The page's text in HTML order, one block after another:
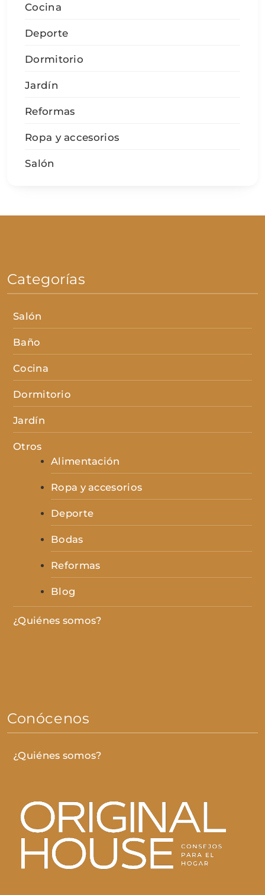
Cocina
Deporte
Dormitorio
Jardín
Reformas
Ropa y accesorios
Salón
Categorías
Salón
Baño
Cocina
Dormitorio
Jardín
Otros
Alimentación
Ropa y accesorios
Deporte
Bodas
Reformas
Blog
¿Quiénes somos?
Conócenos
¿Quiénes somos?